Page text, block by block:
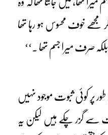
مجھے خوف محسوس ہو رہا تھا
صرف میرا جسم تھا ۔‘‘
پر کوئی ثبوت موجود نہیں
گزر چکے ہیں لیکن یہ